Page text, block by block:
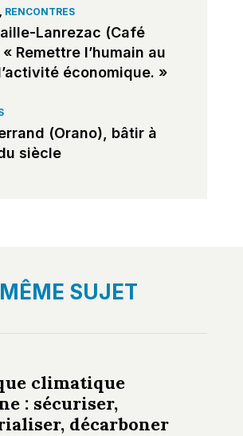
RENCONTRES
Lanrezac (Café
Remettre l’humain au
économique. »
(Orano), bâtir à
siècle
SUJET
climatique
: sécuriser,
décarboner